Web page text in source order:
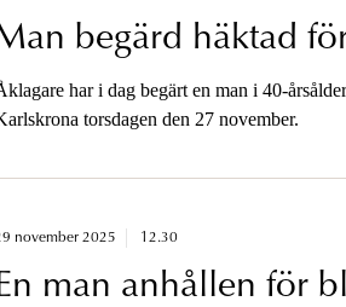
begärd häktad
har i dag begärt en man i 40-
torsdagen den 27 november.
november 2025 12.30
man anhållen för